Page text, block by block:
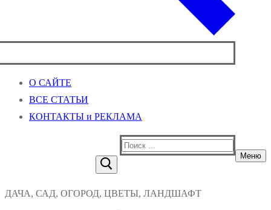
О САЙТЕ
ВСЕ СТАТЬИ
КОНТАКТЫ и РЕКЛАМА
Найти:
Меню
ДАЧА, САД, ОГОРОД, ЦВЕТЫ, ЛАНДШАФТ